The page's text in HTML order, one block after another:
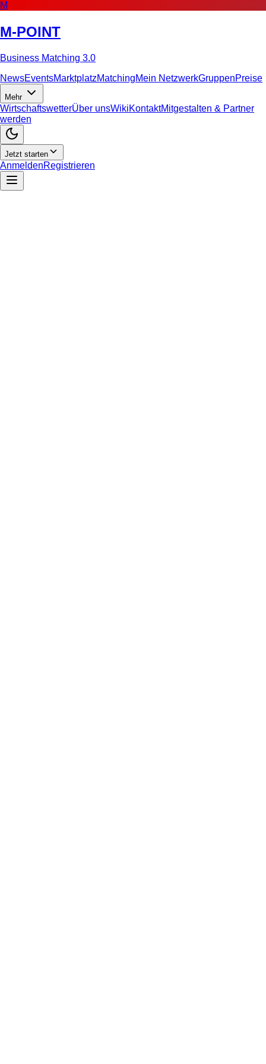
M
M-POINT
Business Matching 3.0
NewsEventsMarktplatzMatchingMein NetzwerkGruppenPreise
Mehr
WirtschaftswetterÜber unsWikiKontaktMitgestalten & Partner
werden
Jetzt starten
AnmeldenRegistrieren